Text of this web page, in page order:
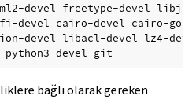
devel freetype-devel
devel cairo-devel cairo-
devel libacl-devel lz4-
python3-devel
bağlı olarak gereken